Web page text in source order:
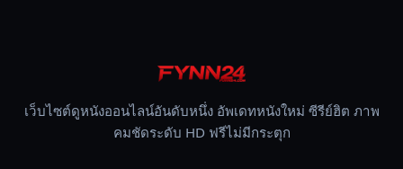
เว็บไซต์ดูหนังออนไลน์อันดับหนึ่ง อัพเดทหนังใหม่ ซีรีย์ฮิต ภาพ
คมชัดระดับ HD ฟรีไม่มีกระตุก